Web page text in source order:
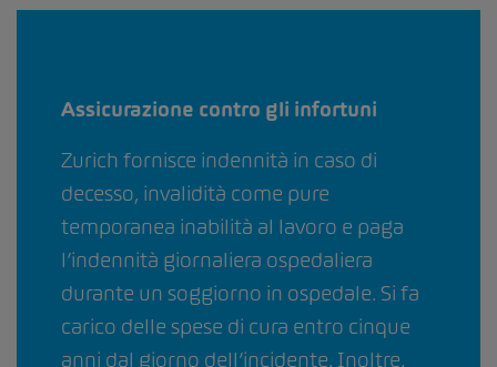
Assicurazione contro gli infortuni
Zurich fornisce indennità in caso di
decesso, invalidità come pure
temporanea inabilità al lavoro e paga
l’indennità giornaliera ospedaliera
durante un soggiorno in ospedale. Si fa
carico delle spese di cura entro cinque
anni dal giorno dell’incidente. Inoltre,